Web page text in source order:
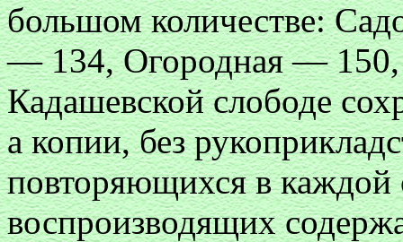
большом количестве:
— 134, Огородная —
Кадашевской слободе
а копии, без
повторяющихся в каждой
воспроизводящих